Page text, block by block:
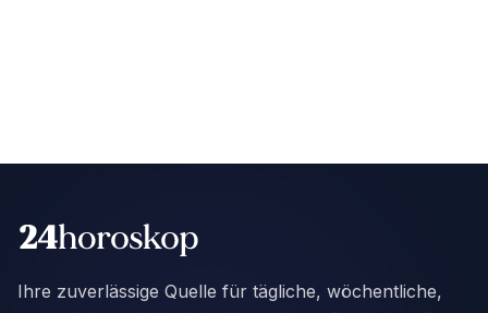
Ihre zuverlässige Quelle für tägliche, wöchentliche,